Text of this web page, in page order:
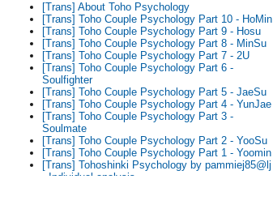
[Trans] About Toho Psychology
[Trans] Toho Couple Psychology Part 10 - HoMin
[Trans] Toho Couple Psychology Part 9 - Hosu
[Trans] Toho Couple Psychology Part 8 - MinSu
[Trans] Toho Couple Psychology Part 7 - 2U
[Trans] Toho Couple Psychology Part 6 -
Soulfighter
[Trans] Toho Couple Psychology Part 5 - JaeSu
[Trans] Toho Couple Psychology Part 4 - YunJae
[Trans] Toho Couple Psychology Part 3 -
Soulmate
[Trans] Toho Couple Psychology Part 2 - YooSu
[Trans] Toho Couple Psychology Part 1 - Yoomin
[Trans] Tohoshinki Psychology by pammiej85@lj
- Individual analysis